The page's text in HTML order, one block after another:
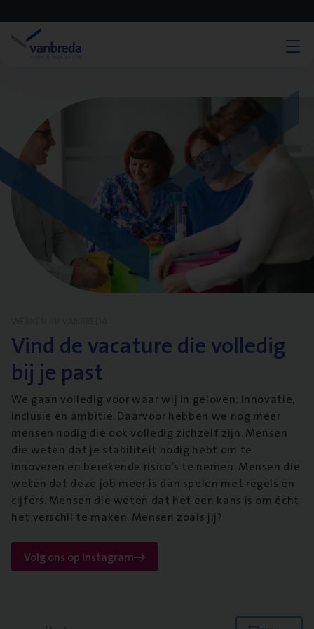
Vind de vacature die volledig
bij je past
We gaan volledig voor waar wij in geloven: innovatie,
inclusie en ambitie. Daarvoor hebben we nog meer
mensen nodig die ook volledig zichzelf zijn. Mensen
die weten dat je stabiliteit nodig hebt om te
innoveren en berekende risico’s te nemen. Mensen die
weten dat deze job meer is dan spelen met regels en
cijfers. Mensen die weten dat het een kans is om écht
het verschil te maken. Mensen zoals jij?
Volg ons op instagram